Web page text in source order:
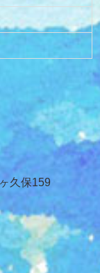
久保159